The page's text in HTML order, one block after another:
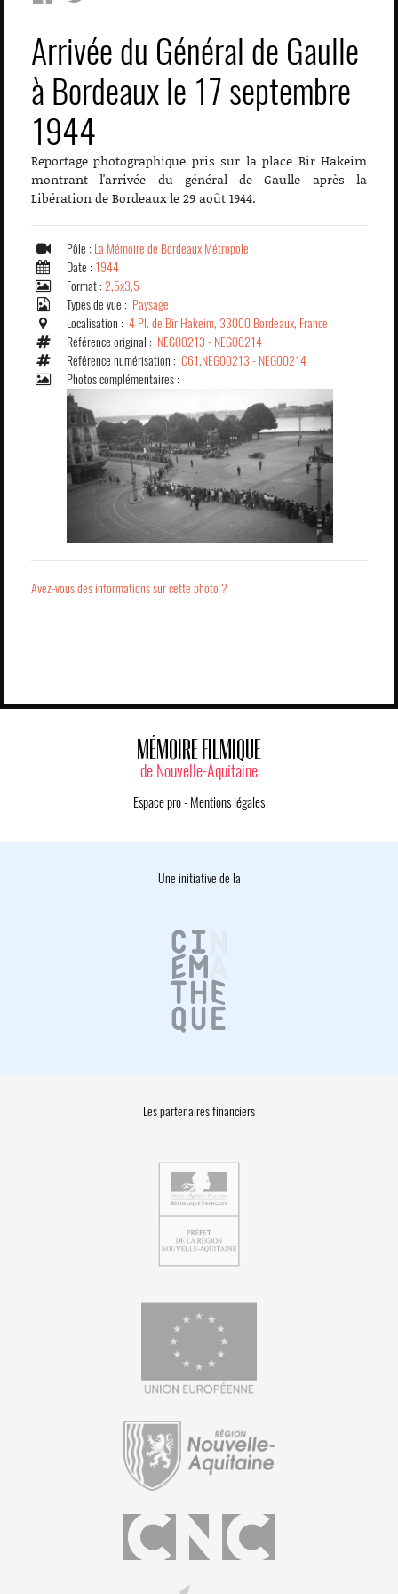
Arrivée du Général de Gaulle
à Bordeaux le 17 septembre
1944
Reportage photographique pris sur la place Bir Hakeim
montrant l'arrivée du général de Gaulle après la
Libération de Bordeaux le 29 août 1944.
Pôle : La Mémoire de Bordeaux Métropole
Date : 1944
Format : 2,5x3,5
Types de vue : Paysage
Localisation : 4 Pl. de Bir Hakeim, 33000 Bordeaux, France
Référence original : NEG00213 - NEG00214
Référence numérisation : C61.NEG00213 - NEG00214
Photos complémentaires :
Avez-vous des informations sur cette photo ?
MÉMOIRE FILMIQUE
de Nouvelle-Aquitaine
Espace pro- Mentions légales
Une initiative de la
Les partenaires financiers